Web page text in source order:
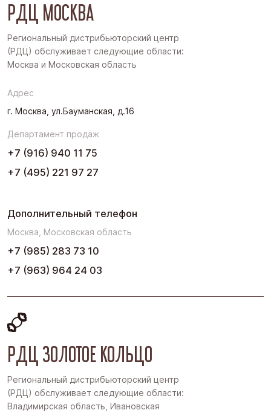
Дальний Восток
Поволжье
Урал
РДЦ МОСКВА
Региональный дистрибьюторский центр
(РДЦ) обслуживает следующие области:
Москва и Московская область
Адрес
г. Москва, ул.Бауманская, д.16
Департамент продаж
+7 (916) 940 11 75
+7 (495) 221 97 27
Дополнительный телефон
Москва, Московская область
+7 (985) 283 73 10
+7 (963) 964 24 03
РДЦ ЗОЛОТОЕ КОЛЬЦО
Региональный дистрибьюторский центр
(РДЦ) обслуживает следующие области:
Владимирская область, Ивановская